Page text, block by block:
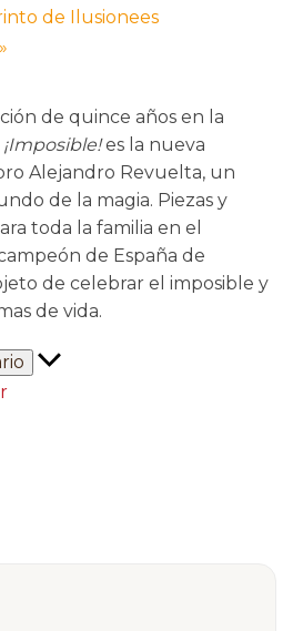
de Ilusionees
»
de quince años en la
¡Imposible!es la nueva
Alejandro Revuelta, un
de la magia. Piezas y
toda la familia en el
de España de
de celebrar el imposible y
de vida.